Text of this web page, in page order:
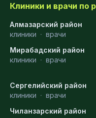
Клиники и врачи по
Алмазарский район
клиники · врачи
Мирабадский район
клиники · врачи
Сергелийский район
клиники · врачи
Чиланзарский район